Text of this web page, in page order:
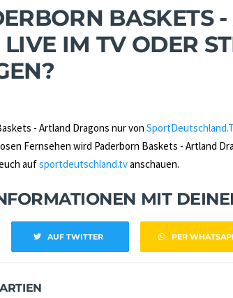
BASKETS
IM TV ODER
- Artland Dragons nur von
Fernsehen wird Paderborn Baskets - Artland
aufsportdeutschland.tvanschauen.
MIT
AUF TWITTER PER